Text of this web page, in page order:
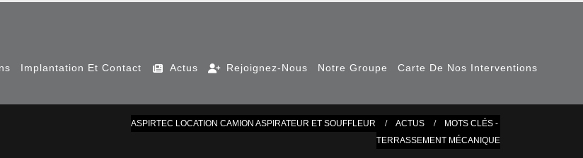
Implantation Et Contact Actus Rejoignez-Nous Notre Groupe Carte De Nos Interventions
ASPIRTEC LOCATION CAMION ASPIRATEUR ET SOUFFLEUR ACTUS
MOTS CLÉS -
TERRASSEMENT MÉCANIQUE